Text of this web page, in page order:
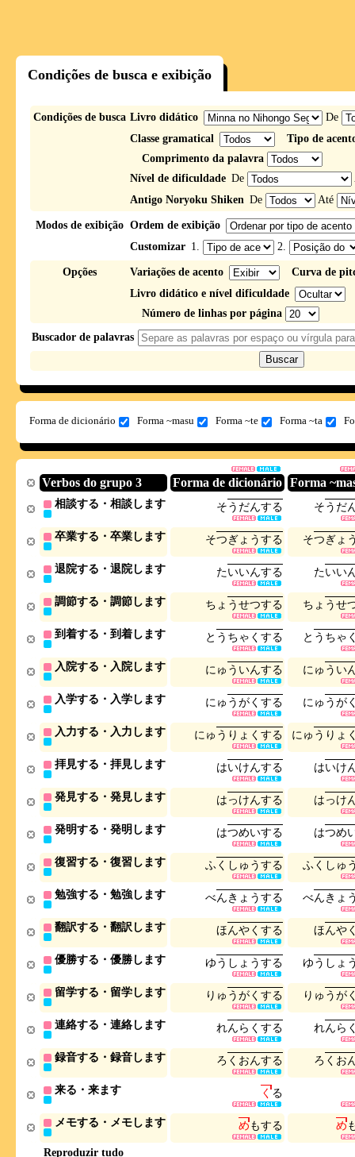
Condições de busca e exibição
Condições de busca Livro didático
De
Classe gramatical
Tipo de
Comprimento da palavra
Nível de dificuldade De
Antigo Noryoku Shiken De Até
Modos de exibição Ordem de exibição
Customizar 1. 2.
Opções Variações de acento
Curva de
Livro didático e nível dificuldade
Número de linhas por página
Buscador de palavras
Forma de dicionário Forma ~masu Forma ~te Forma ~ta
Verbos do grupo 3 Forma de dicionário Forma
Reproduzir tudo
相談する・相談します そう だんする そう だ
卒業する・卒業します そつぎ ょ うする そつぎ ょ
退院する・退院します たいいんする たいい
調節する・調節します ち ょ うせつする ち ょ うせ
到着する・到着します と う ちゃ く する と う ちゃ
入院する・入院します に ゅ う いんする に ゅ う い
入学する・入学します に ゅ うがく する に ゅ うが
入力する・入力します に ゅ う り ょ く する に ゅ う り ょ
拝見する・拝見します はいけんする はいけ
発見する・発見します はっけんする はっけ
発明する・発明します はつめいする はつめ
復習する・復習します ふ く し ゅ うする ふ く し ゅ
勉強する・勉強します べんき ょ うする べんき ょ
翻訳する・翻訳します ほんやく する ほんや
優勝する・優勝します ゆう し ょ うする ゆう し ょ
留学する・留学します り ゅ うがく する り ゅ うが
連絡する・連絡します れんら く する れんら
録音する・録音します ろ く おんする ろ く お
来る・来ます くる
メモする・メモします めもする め